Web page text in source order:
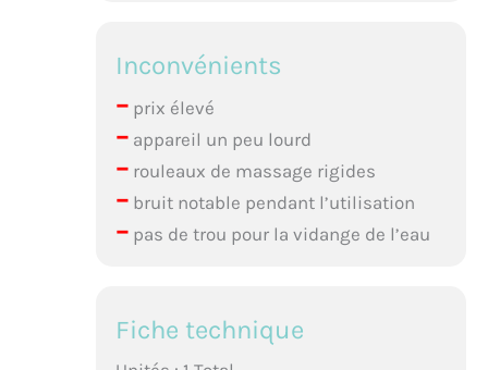
Inconvénients
–prix élevé
–appareil un peu lourd
–rouleaux de massage rigides
–bruit notable pendant l’utilisation
–pas de trou pour la vidange de l’eau
Fiche technique